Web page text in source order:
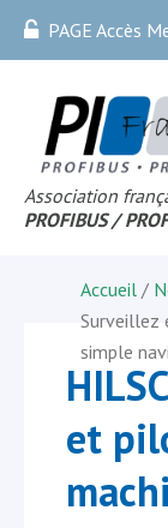
PAGE Accès
Association
PROFIBUS /
Accueil /
Surveillez
simple
et